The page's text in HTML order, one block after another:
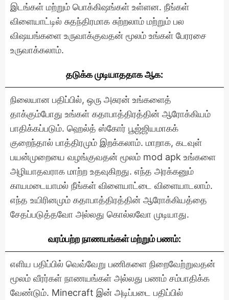
இடங்கள் மற்றும் பொக்கிஷங்கள் உள்ளன. நீங்கள்
விளையாட்டில் சுதந்திரமாக சுற்றலாம் மற்றும் பல
விஷயங்களை உருவாக்குவதன் மூலம் உங்கள் பேரரசை
உருவாக்கலாம்.
தடுக்க முடியாததாக ஆக:
நிலையான பதிப்பில், ஒரு அசுரன் உங்களைத்
தாக்கும்போது உங்கள் கதாபாத்திரத்தின் ஆரோக்கியம்
பாதிக்கப்படும். ஹெல்த் ஸ்கோர் பூஜ்ஜியமாகக்
குறைந்தால் பாத்திரமும் இறக்கலாம். மாறாக, கடவுள்
பயன்முறையை வழங்குவதன் மூலம் mod apk உங்களை
அழியாதவராக மாற்ற உதவுகிறது. எந்த அரக்கனும்
காயமடையாமல் நீங்கள் விளையாட்டை விளையாடலாம்.
எந்த உயிரினமும் கதாபாத்திரத்தின் ஆரோக்கியத்தை
சேதப்படுத்தவோ அல்லது கொல்லவோ முடியாது.
வரம்பற்ற நாணயங்கள் மற்றும் பணம்:
எளிய பதிப்பில் வெவ்வேறு பணிகளை நிறைவேற்றுவதன்
மூலம் வீரர்கள் நாணயங்கள் அல்லது பணம் சம்பாதிக்க
வேண்டும். Minecraft இன் அடிப்படை பதிப்பில்